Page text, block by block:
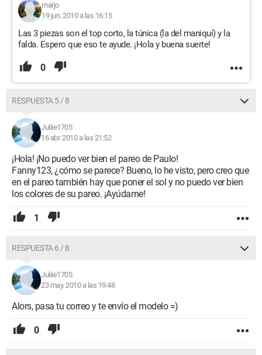
marjo
19 jun. 2010 a las 16:15
Las 3 piezas son el top corto, la túnica (la del maniquí) y la
falda. Espero que eso te ayude. ¡Hola y buena suerte!
0
RESPUESTA 5 / 8
Juliie1705
16 abr. 2010 a las 21:52
¡Hola! ¡No puedo ver bien el pareo de Paulo!
Fanny123, ¿cómo se parece? Bueno, lo he visto, pero creo que
en el pareo también hay que poner el sol y no puedo ver bien
los colores de su pareo. ¡Ayúdame!
1
RESPUESTA 6 / 8
Juliie1705
23 may. 2010 a las 19:48
Alors, pasa tu correo y te envío el modelo =)
0